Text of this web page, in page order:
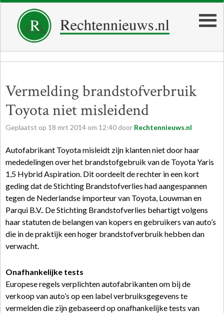
Vermelding brandstofverbruik
Toyota niet misleidend
Geplaatst op 18 mrt 2014 om 12:40 door Rechtennieuws.nl
Autofabrikant Toyota misleidt zijn klanten niet door haar
mededelingen over het brandstofgebruik van de Toyota Yaris
1,5 Hybrid Aspiration. Dit oordeelt de rechter in een kort
geding dat de Stichting Brandstofverlies had aangespannen
tegen de Nederlandse importeur van Toyota, Louwman en
Parqui B.V.. De Stichting Brandstofverlies behartigt volgens
haar statuten de belangen van kopers en gebruikers van auto’s
die in de praktijk een hoger brandstofverbruik hebben dan
verwacht.
Onafhankelijke tests
Europese regels verplichten autofabrikanten om bij de
verkoop van auto’s op een label verbruiksgegevens te
vermelden die zijn gebaseerd op onafhankelijke tests van